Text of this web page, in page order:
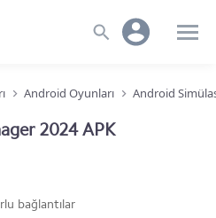
Android Oyunları Android
2024 APK
bağlantılar